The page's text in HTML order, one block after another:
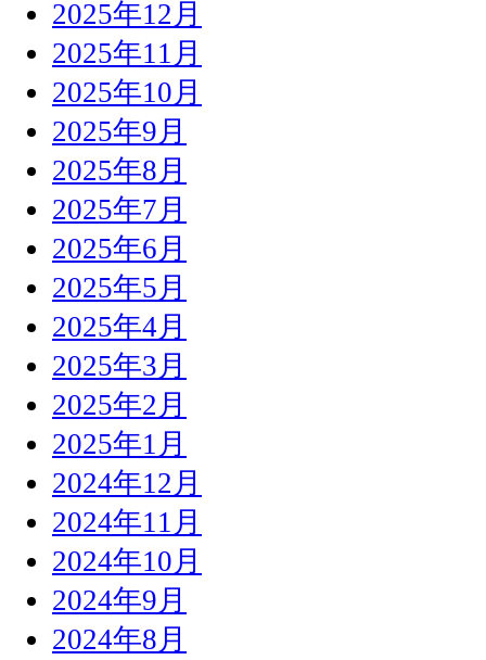
2025年12月
2025年11月
2025年10月
2025年9月
2025年8月
2025年7月
2025年6月
2025年5月
2025年4月
2025年3月
2025年2月
2025年1月
2024年12月
2024年11月
2024年10月
2024年9月
2024年8月